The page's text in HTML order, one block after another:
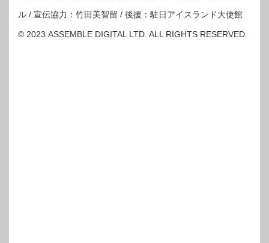
ル / 宣伝協力：竹田美智留 / 後援：駐日アイスランド大使館
© 2023 ASSEMBLE DIGITAL LTD. ALL RIGHTS RESERVED.